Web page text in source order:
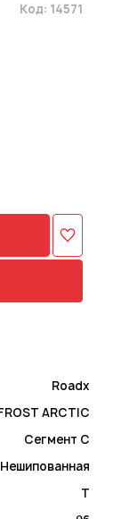
Код: 14571
Roadx
ARCTIC
Сегмент C
Нешипованная
T